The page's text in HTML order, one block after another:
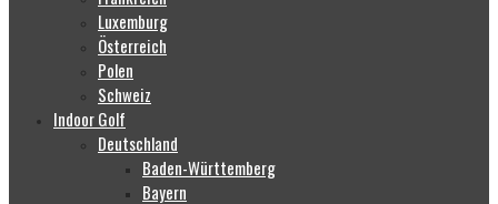
Luxemburg
Österreich
Polen
Schweiz
Indoor Golf
Deutschland
Baden-Württemberg
Bayern